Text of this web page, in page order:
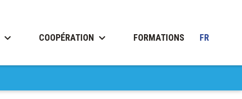
COOPÉRATION FORMATIONS FR